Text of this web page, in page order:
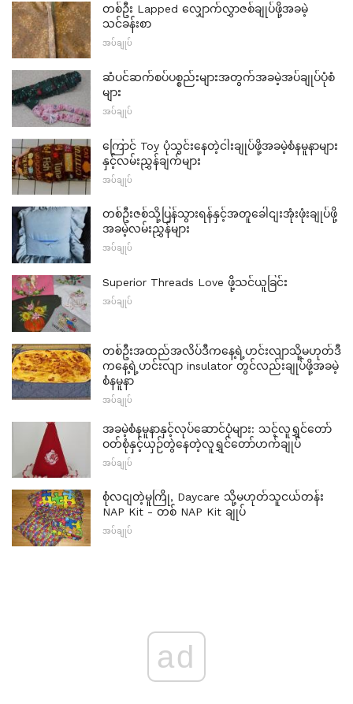
တစ်ဦး Lapped လျှောက်လွှာဇစ်ချုပ်ဖို့အခမဲ့
သင်ခန်းစာ
အပ်ချုပ်
ဆံပင်ဆက်စပ်ပစ္စည်းများအတွက်အခမဲ့အပ်ချုပ်ပုံစံ
များ
အပ်ချုပ်
ကြောင် Toy ပုံသွင်းနေတဲ့ငါးချုပ်ဖို့အခမဲ့စံနမူနာများ
နှင့်လမ်းညွှန်ချက်များ
အပ်ချုပ်
တစ်ဦးဇစ်သို့ပြန်သွားရန်နှင့်အတူခေါငျးအုံးဖုံးချုပ်ဖို့
အခမဲ့လမ်းညွှန်များ
အပ်ချုပ်
Superior Threads Love ဖို့သင်ယူခြင်း
အပ်ချုပ်
တစ်ဦးအထည်အလိပ်ဒီကနေ့ရဲ့ဟင်းလျာသို့မဟုတ်ဒီ
ကနေ့ရဲ့ဟင်းလျာ insulator တွင်လည်းချုပ်ဖို့အခမဲ့
စံနမူနာ
အပ်ချုပ်
အခမဲ့စံနမူနာနှင့်လုပ်ဆောင်ပုံများ: သင့်လူရွှင်တော်
ဝတ်စုံနှင့်ယှဉ်တွဲနေတဲ့လူရွှင်တော်ဟက်ချုပ်
အပ်ချုပ်
စုံလငျတဲ့မူကြို, Daycare သို့မဟုတ်သူငယ်တန်း
NAP Kit - တစ် NAP Kit ချုပ်
အပ်ချုပ်
ad